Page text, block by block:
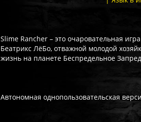
Slime Rancher – это очаровательная
Беатрикс ЛёБо, отважной молодой
жизнь на планете Беспредельное
Автономная однопользовательская